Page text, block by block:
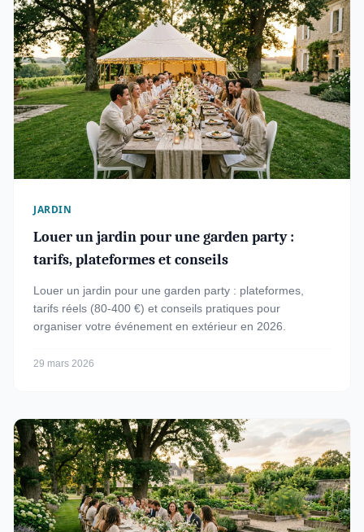
JARDIN
Louer un jardin pour une garden party :
tarifs, plateformes et conseils
Louer un jardin pour une garden party : plateformes,
tarifs réels (80-400 €) et conseils pratiques pour
organiser votre événement en extérieur en 2026.
29 mars 2026